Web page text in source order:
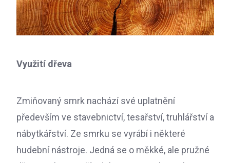
Využití dřeva
Zmiňovaný smrk nachází své uplatnění
především ve stavebnictví, tesařství, truhlářství a
nábytkářství. Ze smrku se vyrábí i některé
hudební nástroje. Jedná se o měkké, ale pružné